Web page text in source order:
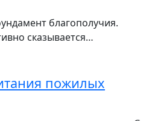
благополучия.
сказывается…
пожилых